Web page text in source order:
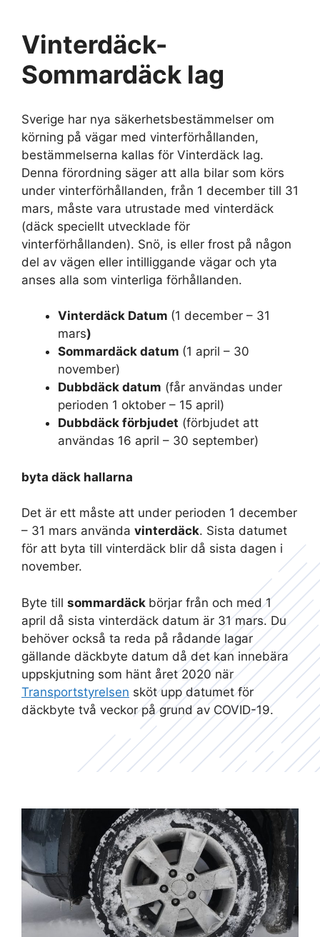
Vinterdäck-
Sommardäck lag
Sverige har nya säkerhetsbestämmelser om
körning på vägar med vinterförhållanden,
bestämmelserna kallas för Vinterdäck lag.
Denna förordning säger att alla bilar som körs
under vinterförhållanden, från 1 december till 31
mars, måste vara utrustade med vinterdäck
(däck speciellt utvecklade för
vinterförhållanden). Snö, is eller frost på någon
del av vägen eller intilliggande vägar och yta
anses alla som vinterliga förhållanden.
Vinterdäck Datum (1 december – 31
mars)
Sommardäck datum (1 april – 30
november)
Dubbdäck datum (får användas under
perioden 1 oktober – 15 april)
Dubbdäck förbjudet (förbjudet att
användas 16 april – 30 september)
byta däck hallarna
Det är ett måste att under perioden 1 december
– 31 mars använda vinterdäck. Sista datumet
för att byta till vinterdäck blir då sista dagen i
november.
Byte till sommardäck börjar från och med 1
april då sista vinterdäck datum är 31 mars. Du
behöver också ta reda på rådande lagar
gällande däckbyte datum då det kan innebära
uppskjutning som hänt året 2020 när
Transportstyrelsen sköt upp datumet för
däckbyte två veckor på grund av COVID-19.